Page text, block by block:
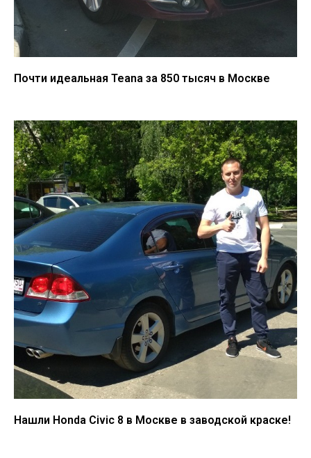
Почти идеальная Teana за 850 тысяч в Москве
Нашли Honda Civic 8 в Москве в заводской краске!